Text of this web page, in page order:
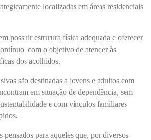
localizadas em áreas residenciais
possuir estrutura física adequada e oferecer
com o objetivo de atender às
dos acolhidos.
são destinadas a jovens e adultos com
em situação de dependência, sem
e com vínculos familiares
pensados para aqueles que, por diversos